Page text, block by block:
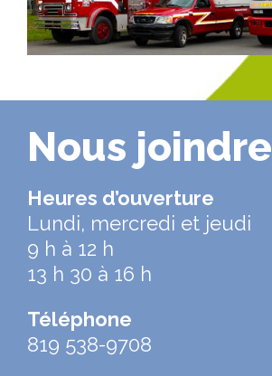
Nous joindre
Heures d’ouverture
Lundi, mercredi et jeudi
9 h à 12 h
13 h 30 à 16 h
Téléphone
819 538-9708